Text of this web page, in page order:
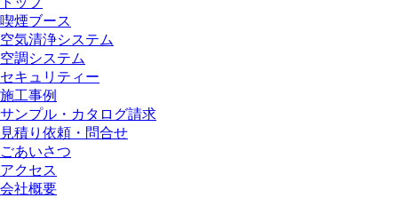
喫煙ブース
空気清浄システム
空調システム
セキュリティー
施工事例
サンプル・カタログ請求
見積り依頼・問合せ
ごあいさつ
アクセス
会社概要